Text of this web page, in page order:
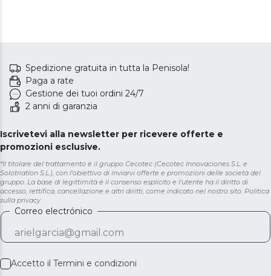
Spedizione gratuita in tutta la Penisola!
Paga a rate
Gestione dei tuoi ordini 24/7
2 anni di garanzia
Iscrivetevi alla newsletter per ricevere offerte e
promozioni esclusive.
*Il titolare del trattamento è il gruppo Cecotec (Cecotec Innovaciones S.L. e
Solotriatlon S.L.), con l'obiettivo di inviarvi offerte e promozioni delle società del
gruppo. La base di legittimità è il consenso esplicito e l'utente ha il diritto di
accesso, rettifica, cancellazione e altri diritti, come indicato nel nostro sito. Politica
sulla privacy
Correo electrónico
Accetto il Termini e condizioni